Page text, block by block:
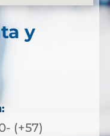
y
(+57)